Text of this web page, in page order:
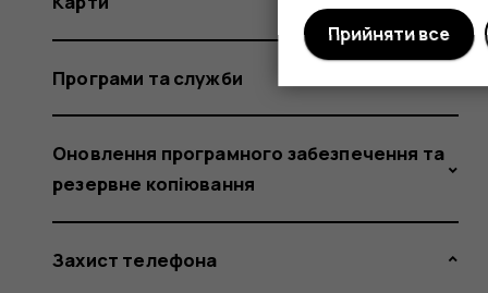
Програми та служби
Оновлення програмного забезпечення та
резервне копіювання
Захист телефона
Прийняти все